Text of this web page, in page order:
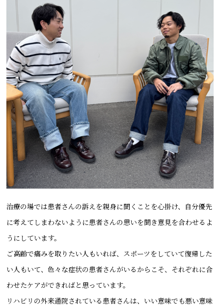
治療の場では患者さんの訴えを親身に聞くことを心掛け、自分優先
に考えてしまわないように患者さんの思いを聞き意見を合わせるよ
うにしています。
ご高齢で痛みを取りたい人もいれば、スポーツをしていて復帰した
い人もいて、色々な症状の患者さんがいるからこそ、それぞれに合
わせたケアができればと思っています。
リハビリの外来通院されている患者さんは、いい意味でも悪い意味